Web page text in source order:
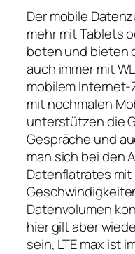
Der mobile
mehr mit Tablets
boten und bieten
auch immer mit
mobilem Internet-
mit nochmalen
unterstützen die
Gespräche und
man sich bei den
Datenflatrates
Datenvolumen
hier gilt aber
sein, LTE max ist